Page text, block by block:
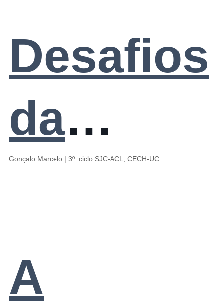
de
Jovens
– um
na
Desafios
da
Gonçalo Marcelo | 3º. ciclo SJC-ACL, CECH-UC
A